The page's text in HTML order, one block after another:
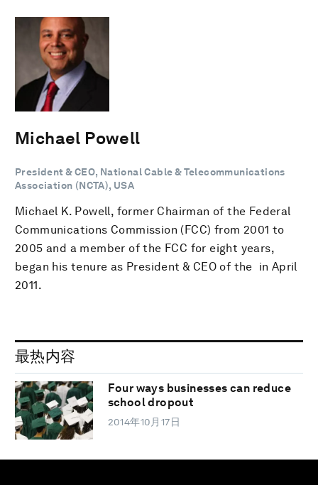
Michael Powell
President & CEO, National Cable & Telecommunications
Association (NCTA), USA
Michael K. Powell, former Chairman of the Federal
Communications Commission (FCC) from 2001 to
2005 and a member of the FCC for eight years,
began his tenure as President & CEO of the in April
2011.
最热内容
Four ways businesses can reduce
school dropout
2014年10月17日